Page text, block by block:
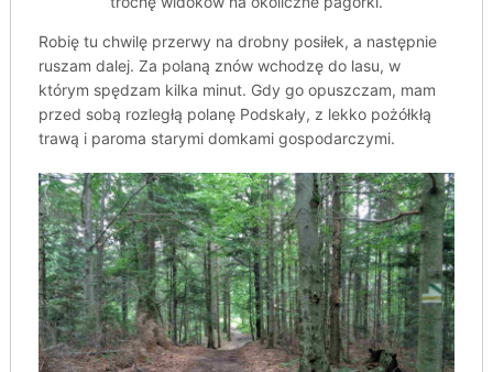
Robię tu chwilę przerwy na drobny posiłek, a następnie
ruszam dalej. Za polaną znów wchodzę do lasu, w
którym spędzam kilka minut. Gdy go opuszczam, mam
przed sobą rozległą polanę Podskały, z lekko pożółkłą
trawą i paroma starymi domkami gospodarczymi.